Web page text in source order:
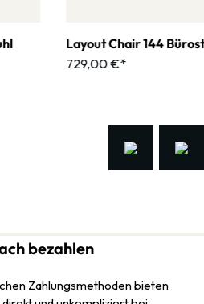
Layout Chair 144
729,00 €*
bezahlen
Zahlungsmethoden bieten